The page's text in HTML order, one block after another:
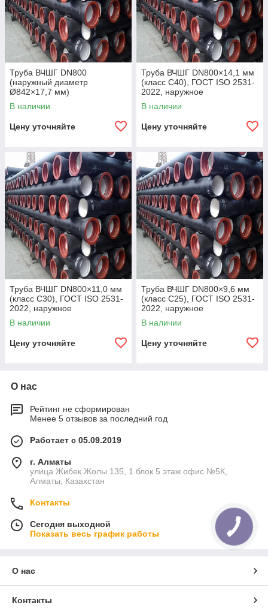
Труба ВЧШГ DN800
(наружный диаметр
Ø842×17,7 мм)
В наличии
Цену уточняйте
Труба ВЧШГ DN800×14,1 мм
(класс C40), ГОСТ ISO 2531-
2022, наружное
полиуретановое покрытие,
внутреннее цементно-
В наличии
Цену уточняйте
Труба ВЧШГ DN800×11,0 мм
(класс C30), ГОСТ ISO 2531-
2022, наружное
полиуретановое покрытие,
внутреннее цементно-
В наличии
Цену уточняйте
Труба ВЧШГ DN800×9,6 мм
(класс C25), ГОСТ ISO 2531-
2022, наружное
полиуретановое покрытие,
внутреннее цементно-
В наличии
Цену уточняйте
О нас
Рейтинг не сформирован
Менее 5 отзывов за последний год
Работает с 05.09.2019
г. Алматы
улица Жибек Жолы 135, 1 блок 5 этаж офис №5К,
Алматы, Казахстан
Контакты
Сегодня выходной
Показать весь график работы
О нас
Контакты